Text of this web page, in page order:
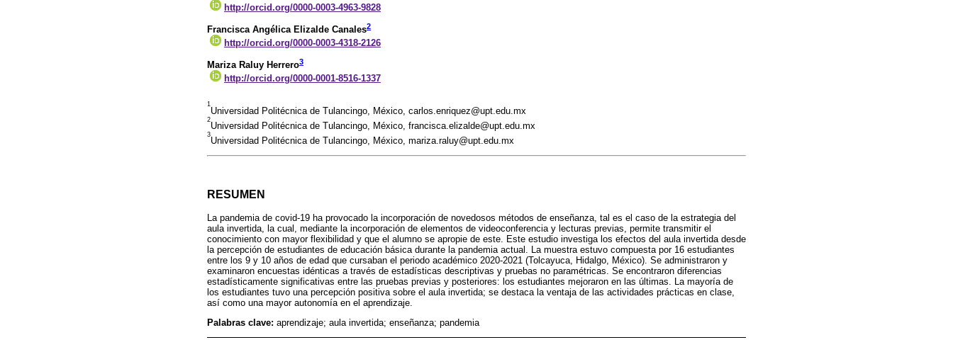
http://orcid.org/0000-0003-4963-9828
Francisca Angélica Elizalde Canales2
http://orcid.org/0000-0003-4318-2126
Mariza Raluy Herrero3
http://orcid.org/0000-0001-8516-1337
1
Universidad Politécnica de Tulancingo, México, carlos.enriquez@upt.edu.mx
2
Universidad Politécnica de Tulancingo, México, francisca.elizalde@upt.edu.mx
3
Universidad Politécnica de Tulancingo, México, mariza.raluy@upt.edu.mx
RESUMEN
La pandemia de covid-19 ha provocado la incorporación de novedosos métodos de enseñanza, tal es el caso de la estrategia del
aula invertida, la cual, mediante la incorporación de elementos de videoconferencia y lecturas previas, permite transmitir el
conocimiento con mayor flexibilidad y que el alumno se apropie de este. Este estudio investiga los efectos del aula invertida desde
la percepción de estudiantes de educación básica durante la pandemia actual. La muestra estuvo compuesta por 16 estudiantes
entre los 9 y 10 años de edad que cursaban el periodo académico 2020-2021 (Tolcayuca, Hidalgo, México). Se administraron y
examinaron encuestas idénticas a través de estadísticas descriptivas y pruebas no paramétricas. Se encontraron diferencias
estadísticamente significativas entre las pruebas previas y posteriores: los estudiantes mejoraron en las últimas. La mayoría de
los estudiantes tuvo una percepción positiva sobre el aula invertida; se destaca la ventaja de las actividades prácticas en clase,
así como una mayor autonomía en el aprendizaje.
Palabras clave: aprendizaje; aula invertida; enseñanza; pandemia